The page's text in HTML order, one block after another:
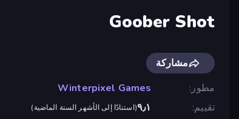
Goober Shot
مشاركة
مطور
Winterpixel Games
تقييم
٩٫١(استنادًا إلى الأشهر الستة الماضية)